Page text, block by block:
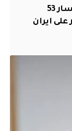
القيادة المركزية الامريكية: تحويل مسار 53
ايران